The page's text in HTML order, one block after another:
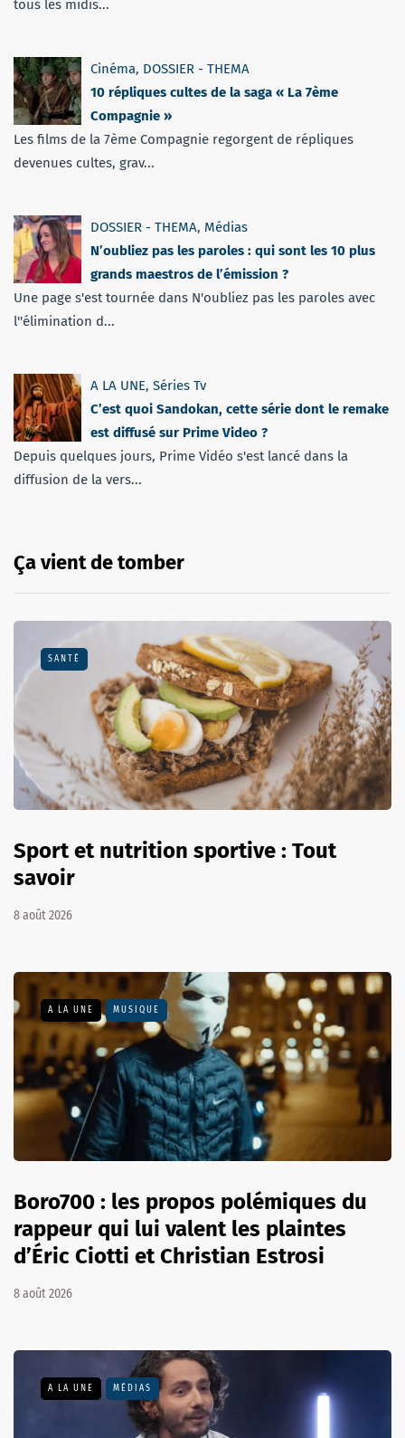
tous les midis...
Cinéma, DOSSIER - THEMA
10 répliques cultes de la saga « La 7ème
Compagnie »
Les films de la 7ème Compagnie regorgent de répliques
devenues cultes, grav...
DOSSIER - THEMA, Médias
N’oubliez pas les paroles : qui sont les 10 plus
grands maestros de l’émission ?
Une page s'est tournée dans N'oubliez pas les paroles avec
l''élimination d...
A LA UNE, Séries Tv
C’est quoi Sandokan, cette série dont le remake
est diffusé sur Prime Video ?
Depuis quelques jours, Prime Vidéo s'est lancé dans la
diffusion de la vers...
Ça vient de tomber
SANTÉ
Sport et nutrition sportive : Tout
savoir
8 août 2026
A LA UNE MUSIQUE
Boro700 : les propos polémiques du
rappeur qui lui valent les plaintes
d’Éric Ciotti et Christian Estrosi
8 août 2026
A LA UNE MÉDIAS